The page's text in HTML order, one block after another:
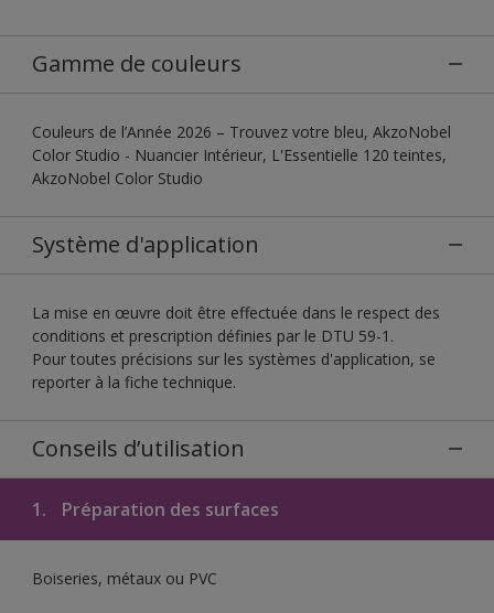
Gamme de couleurs
Couleurs de l’Année 2026 – Trouvez votre bleu, AkzoNobel
Color Studio - Nuancier Intérieur, L'Essentielle 120 teintes,
AkzoNobel Color Studio
Système d'application
La mise en œuvre doit être effectuée dans le respect des
conditions et prescription définies par le DTU 59-1.
Pour toutes précisions sur les systèmes d'application, se
reporter à la fiche technique.
Conseils d’utilisation
1. Préparation des surfaces
Boiseries, métaux ou PVC